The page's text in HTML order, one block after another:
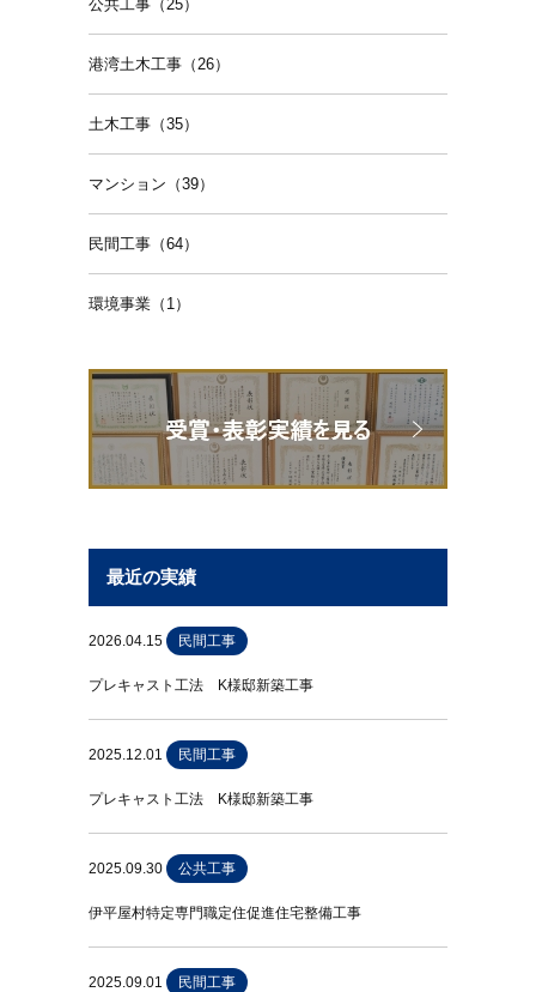
公共工事（25）
港湾土木工事（26）
土木工事（35）
マンション（39）
民間工事（64）
環境事業（1）
最近の実績
2026.04.15 民間工事
プレキャスト工法 K様邸新築工事
2025.12.01 民間工事
プレキャスト工法 K様邸新築工事
2025.09.30 公共工事
伊平屋村特定専門職定住促進住宅整備工事
2025.09.01 民間工事